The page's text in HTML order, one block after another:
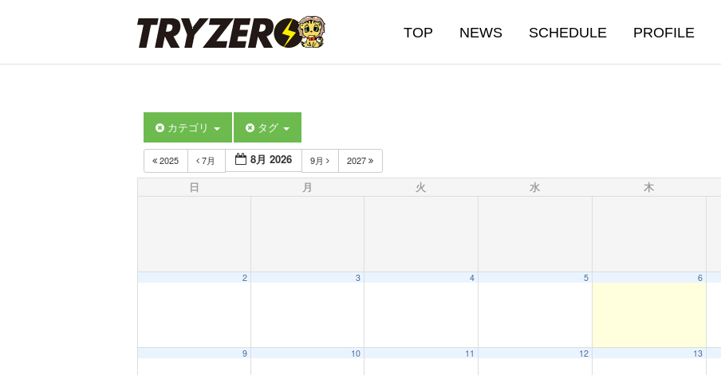
TOP NEWS SCHEDULE PROFILE
カテゴリ タグ
2025 7月 8月 2026 9月 2027
日 月 火 水 木
2 3 4 5 6
9 10 11 12 13